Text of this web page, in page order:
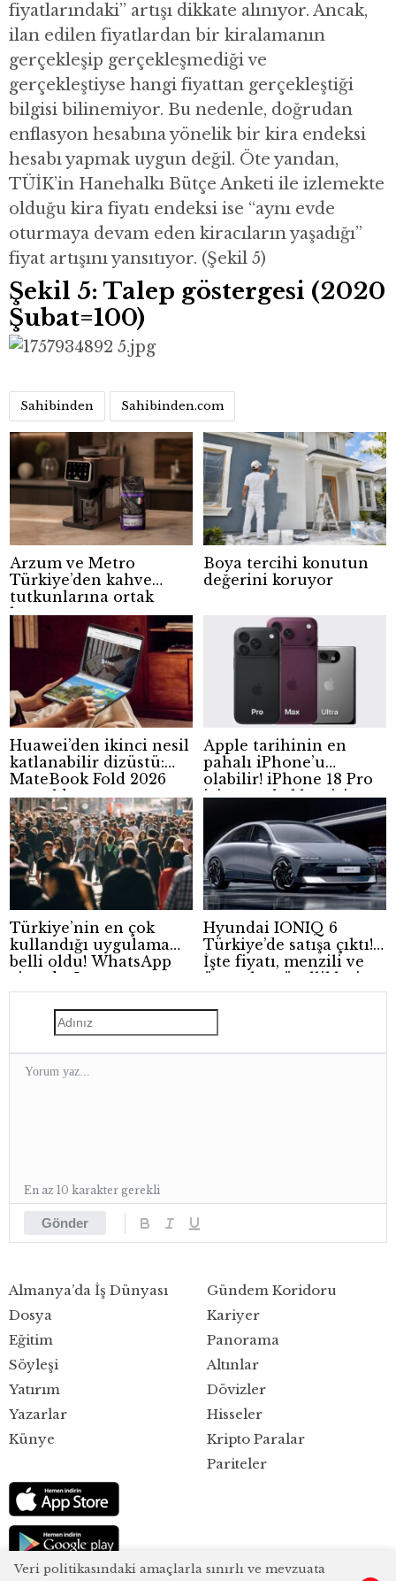
fiyatlarındaki” artışı dikkate alınıyor. Ancak,
ilan edilen fiyatlardan bir kiralamanın
gerçekleşip gerçekleşmediği ve
gerçekleştiyse hangi fiyattan gerçekleştiği
bilgisi bilinemiyor. Bu nedenle, doğrudan
enflasyon hesabına yönelik bir kira endeksi
hesabı yapmak uygun değil. Öte yandan,
TÜİK’in Hanehalkı Bütçe Anketi ile izlemekte
olduğu kira fiyatı endeksi ise “aynı evde
oturmaya devam eden kiracıların yaşadığı”
fiyat artışını yansıtıyor. (Şekil 5)
Şekil 5: Talep göstergesi (2020
Şubat=100)
Sahibinden Sahibinden.com
Arzum ve Metro
Türkiye’den kahve
tutkunlarına ortak
kampanya
Boya tercihi konutun
değerini koruyor
Huawei’den ikinci nesil
katlanabilir dizüstü:
MateBook Fold 2026
tanıtıldı
Apple tarihinin en
pahalı iPhone’u
olabilir! iPhone 18 Pro
için zam beklentisi
Türkiye’nin en çok
kullandığı uygulama
belli oldu! WhatsApp
zirvede, Instagram
geride kaldı
Hyundai IONIQ 6
Türkiye’de satışa çıktı!
İşte fiyatı, menzili ve
öne çıkan özellikleri
Gönder
En az 10 karakter gerekli
Almanya’da İş Dünyası
Dosya
Eğitim
Gündem Koridoru
Kariyer
Panorama
Söyleşi
Yatırım
Yazarlar
Künye
Altınlar
Dövizler
Hisseler
Kripto Paralar
Pariteler
Veri politikasındaki amaçlarla sınırlı ve mevzuata